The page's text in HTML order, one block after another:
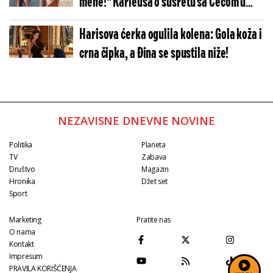
Budvi - Neočekivani obrt u ratu
Harisova ćerka ogulila kolena: Gola koža i
crna čipka, a Đina se spustila niže!
NEZAVISNE DNEVNE NOVINE
Politika
TV
Društvo
Hronika
Sport
Planeta
Zabava
Magazin
Džet set
Marketing
O nama
Kontakt
Impresum
PRAVILA KORIŠĆENJA
Pratite nas